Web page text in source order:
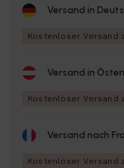
Versand in
Kostenloser Versand
Versand in
Kostenloser Versand
Versand nach
Kostenloser Versand